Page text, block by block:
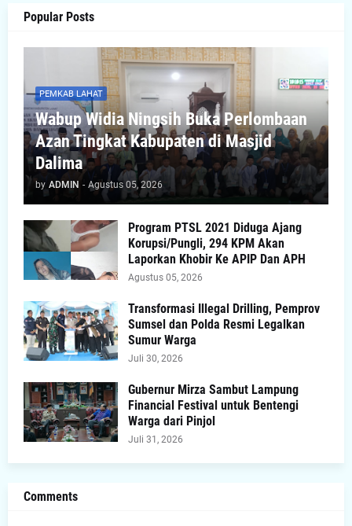
Popular Posts
PEMKAB LAHAT
Wabup Widia Ningsih Buka Perlombaan
Azan Tingkat Kabupaten di Masjid
Dalima
by ADMIN - Agustus 05, 2026
Program PTSL 2021 Diduga Ajang
Korupsi/Pungli, 294 KPM Akan
Laporkan Khobir Ke APIP Dan APH
Agustus 05, 2026
Transformasi Illegal Drilling, Pemprov
Sumsel dan Polda Resmi Legalkan
Sumur Warga
Juli 30, 2026
Gubernur Mirza Sambut Lampung
Financial Festival untuk Bentengi
Warga dari Pinjol
Juli 31, 2026
Comments